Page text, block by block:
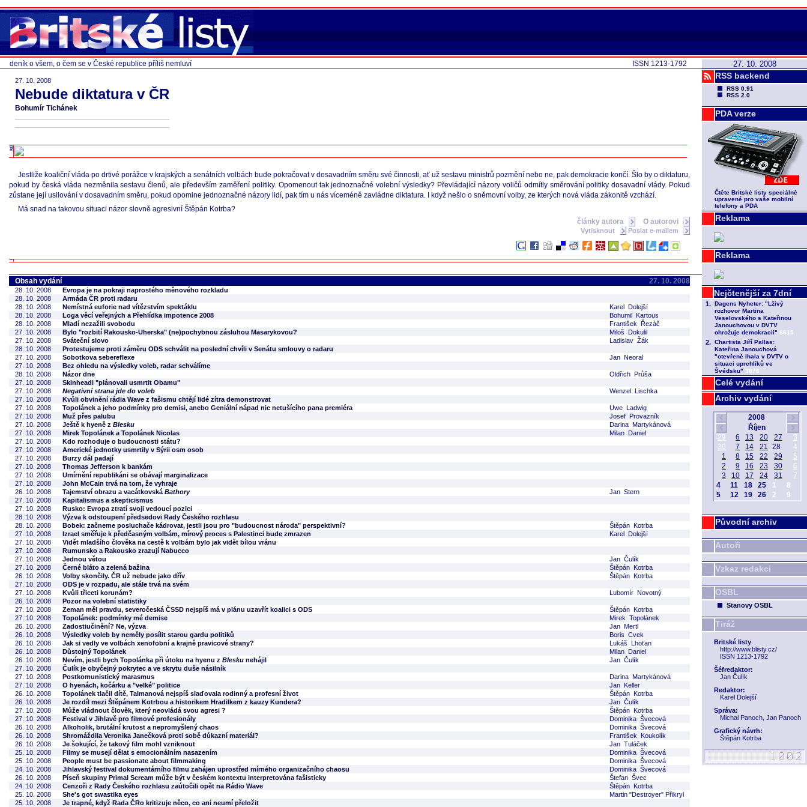
27. 10. 2008
RSS backend
RSS 0.91
RSS 2.0
PDA verze
Čtěte Britské listy speciálně
upravené pro vaše mobilní
telefony a PDA
Reklama
Reklama
Celé vydání
Archiv vydání
Původní archiv
Autoři
Vzkaz redakci
OSBL
Stanovy OSBL
Tiráž
Britské listy
http://www.blisty.cz/
ISSN 1213-1792
Šéfredaktor:
Jan Čulík
Redaktor:
Karel Dolejší
Správa:
Michal Panoch, Jan Panoch
Grafický návrh:
Štěpán Kotrba
ISSN 1213-1792
deník o všem, o čem se v České republice příliš nemluví
27. 10. 2008
Nebude diktatura v ČR
Bohumír Tichánek
Jestliže koaliční vláda po drtivé porážce v krajských a senátních volbách bude pokračovat v dosavadním směru své činnosti, ať už sestavu ministrů pozmění nebo ne, pak demokracie končí. Šlo by o diktaturu,
pokud by česká vláda nezměnila sestavu členů, ale především zaměření politiky. Opomenout tak jednoznačné volební výsledky? Převládající názory voličů odmítly směrování politiky dosavadní vlády. Pokud
zůstane její usilování v dosavadním směru, pokud opomine jednoznačné názory lidí, pak tím u nás víceméně zavládne diktatura. I když nešlo o sněmovní volby, ze kterých nová vláda zákonitě vzchází.
Má snad na takovou situaci názor slovně agresivní Štěpán Kotrba?
články autora
O autorovi
Vytisknout Poslat e-mailem
Obsah vydání 27. 10. 2008
28. 10. 2008
Evropa je na pokraji naprostého měnového rozkladu
28. 10. 2008
Armáda ČR proti radaru
28. 10. 2008
Nemístná euforie nad vítězstvím spektáklu
Karel Dolejší
28. 10. 2008
Loga věcí veřejných a Přehlídka impotence 2008
Bohumil Kartous
28. 10. 2008
Mladí nezažili svobodu
František Řezáč
27. 10. 2008
Bylo "rozbití Rakousko-Uherska" (ne)pochybnou zásluhou Masarykovou?
Miloš Dokulil
27. 10. 2008
Sváteční slovo
Ladislav Žák
28. 10. 2008
Protestujeme proti záměru ODS schválit na poslední chvíli v Senátu smlouvy o radaru
27. 10. 2008
Sobotkova sebereflexe
Jan Neoral
27. 10. 2008
Bez ohledu na výsledky voleb, radar schválíme
28. 10. 2008
Názor dne
Oldřich Průša
27. 10. 2008
Skinheadi "plánovali usmrtit Obamu"
27. 10. 2008
Negativní strana jde do voleb
Wenzel Lischka
27. 10. 2008
Kvůli obvinění rádia Wave z fašismu chtějí lidé zítra demonstrovat
27. 10. 2008
Topolánek a jeho podmínky pro demisi, anebo Geniální nápad nic netušícího pana premiéra
Uwe Ladwig
27. 10. 2008
Muž přes palubu
Josef Provazník
27. 10. 2008
Ještě k hyeně z Blesku
Darina Martykánová
27. 10. 2008
Mirek Topolánek a Topolánek Nicolas
Milan Daniel
27. 10. 2008
Kdo rozhoduje o budoucnosti státu?
27. 10. 2008
Americké jednotky usmrtily v Sýrii osm osob
27. 10. 2008
Burzy dál padají
27. 10. 2008
Thomas Jefferson k bankám
27. 10. 2008
Umírnění republikáni se obávají marginalizace
27. 10. 2008
John McCain trvá na tom, že vyhraje
26. 10. 2008
Tajemství obrazu a vacátkovská Bathory
Jan Stern
27. 10. 2008
Kapitalismus a skepticismus
27. 10. 2008
Rusko: Evropa ztratí svoji vedoucí pozici
28. 10. 2008
Výzva k odstoupení předsedovi Rady Českého rozhlasu
28. 10. 2008
Bobek: začneme posluchače kádrovat, jestli jsou pro "budoucnost národa" perspektivní?
Štěpán Kotrba
27. 10. 2008
Izrael směřuje k předčasným volbám, mírový proces s Palestinci bude zmrazen
Karel Dolejší
27. 10. 2008
Vidět mladšího člověka na cestě k volbám bylo jak vidět bílou vránu
27. 10. 2008
Rumunsko a Rakousko zrazují Nabucco
27. 10. 2008
Jednou větou
Jan Čulík
27. 10. 2008
Černé bláto a zelená bažina
Štěpán Kotrba
26. 10. 2008
Volby skončily. ČR už nebude jako dřív
Štěpán Kotrba
27. 10. 2008
ODS je v rozpadu, ale stále trvá na svém
27. 10. 2008
Kvůli třiceti korunám?
Lubomír Novotný
26. 10. 2008
Pozor na volební statistiky
27. 10. 2008
Zeman měl pravdu, severočeská ČSSD nejspíš má v plánu uzavřít koalici s ODS
Štěpán Kotrba
27. 10. 2008
Topolánek: podmínky mé demise
Mirek Topolánek
26. 10. 2008
Zadostiučinění? Ne, výzva
Jan Mertl
26. 10. 2008
Výsledky voleb by neměly posílit starou gardu politiků
Boris Cvek
26. 10. 2008
Jak si vedly ve volbách xenofobní a krajně pravicové strany?
Lukáš Lhoťan
26. 10. 2008
Důstojný Topolánek
Milan Daniel
26. 10. 2008
Nevím, jestli bych Topolánka při útoku na hyenu z Blesku nehájil
Jan Čulík
27. 10. 2008
Čulík je obyčejný pokrytec a ve skrytu duše násilník
27. 10. 2008
Postkomunistický marasmus
Darina Martykánová
27. 10. 2008
O hyenách, kočárku a "velké" politice
Jan Keller
26. 10. 2008
Topolánek tlačil dítě, Talmanová nejspíš slaďovala rodinný a profesní život
Štěpán Kotrba
26. 10. 2008
Je rozdíl mezi Štěpánem Kotrbou a historikem Hradilkem z kauzy Kundera?
Jan Čulík
27. 10. 2008
Může vládnout člověk, který neovládá svou agresi ?
Štěpán Kotrba
27. 10. 2008
Festival v Jihlavě pro filmové profesionály
Dominika Švecová
26. 10. 2008
Alkoholik, brutální krutost a nepromyšlený chaos
Dominika Švecová
26. 10. 2008
Shromáždila Veronika Janečková proti sobě důkazní materiál?
František Koukolík
26. 10. 2008
Je šokující, že takový film mohl vzniknout
Jan Tuláček
25. 10. 2008
Filmy se musejí dělat s emocionálním nasazením
Dominika Švecová
25. 10. 2008
People must be passionate about filmmaking
Dominika Švecová
24. 10. 2008
Jihlavský festival dokumentárního filmu zahájen uprostřed mírného organizačního chaosu
Dominika Švecová
26. 10. 2008
Píseň skupiny Primal Scream může být v českém kontextu interpretována fašisticky
Štefan Švec
24. 10. 2008
Cenzoři z Rady Českého rozhlasu zaútočili opět na Rádio Wave
Štěpán Kotrba
25. 10. 2008
She's got swastika eyes
Martin "Destroyer" Přikryl
25. 10. 2008
Je trapné, když Rada ČRo kritizuje něco, co ani neumí přeložit